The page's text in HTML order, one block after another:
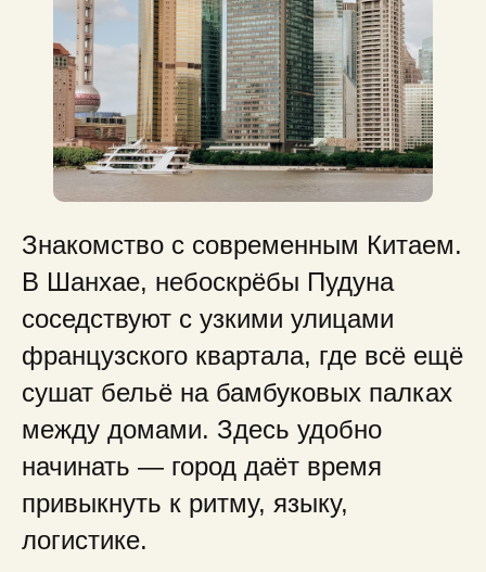
Знакомство с современным Китаем.
В Шанхае, небоскрёбы Пудуна
соседствуют с узкими улицами
французского квартала, где всё ещё
сушат бельё на бамбуковых палках
между домами. Здесь удобно
начинать — город даёт время
привыкнуть к ритму, языку,
логистике.